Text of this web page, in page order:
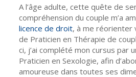
A l’âge adulte, cette quête de
compréhension du couple m’a
licence de droit, à me réorienter
de Praticien en Thérapie de
ci, j’ai complété mon cursus par
Praticien en Sexologie, afin
amoureuse dans toutes ses